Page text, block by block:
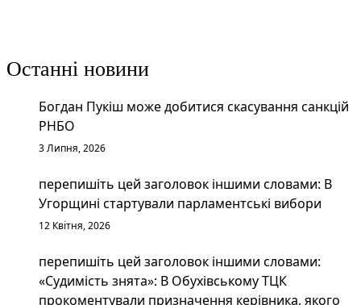
Останні новини
Богдан Пукіш може добитися скасування санкцій
РНБО
3 Липня, 2026
перепишіть цей заголовок іншими словами: В
Угорщині стартували парламентські вибори
12 Квітня, 2026
перепишіть цей заголовок іншими словами:
«Судимість знята»: В Обухівському ТЦК
прокоментували призначення керівника, якого